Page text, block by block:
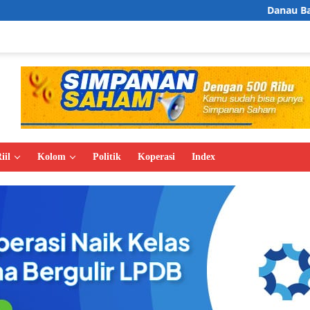
Danau Bakuok
Kolom Politik Koperasi Index